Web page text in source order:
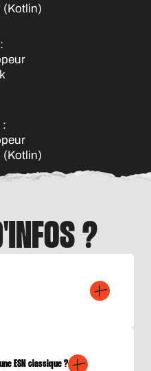
(Kotlin)
:
(Kotlin)
?
ESN classique ?